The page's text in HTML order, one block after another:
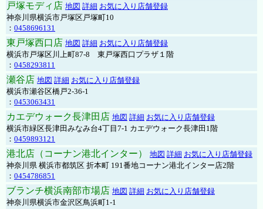
戸塚モディ店 地図 詳細 お気に入り店舗登録
神奈川県横浜市戸塚区戸塚町10
： 0458696131
東戸塚西口店 地図 詳細 お気に入り店舗登録
横浜市戸塚区川上町87-8 東戸塚西口プラザ１階
： 0458293811
瀬谷店 地図 詳細 お気に入り店舗登録
横浜市瀬谷区橋戸2-36-1
： 0453063431
カエデウォーク長津田店 地図 詳細 お気に入り店舗登録
横浜市緑区長津田みなみ台4丁目7-1 カエデウォーク長津田1階
： 0459893121
港北店（コーナン港北インター） 地図 詳細 お気に入り店舗登録
神奈川県 横浜市都筑区 折本町 191番地コーナン港北インター店2階
： 0454786851
ブランチ横浜南部市場店 地図 詳細 お気に入り店舗登録
神奈川県横浜市金沢区鳥浜町1-1